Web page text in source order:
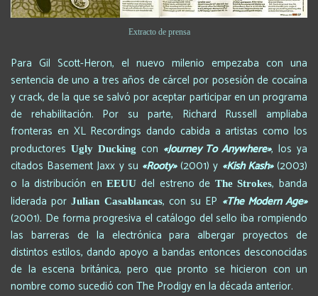
Extracto de prensa
Para Gil Scott-Heron, el nuevo milenio empezaba con una
sentencia de uno a tres años de cárcel por posesión de cocaína
y crack, de la que se salvó por aceptar participar en un programa
de rehabilitación. Por su parte, Richard Russell ampliaba
fronteras en XL Recordings dando cabida a artistas como los
productores Ugly Duckingcon «Journey To Anywhere», los ya
citados Basement Jaxx y su «Rooty»(2001) y «Kish Kash»(2003)
o la distribución enEEUU del estreno de The Strokes, banda
liderada porJulian Casablancas, con su EP «The Modern Age»
(2001). De forma progresiva el catálogo del sello iba rompiendo
las barreras de la electrónica para albergar proyectos de
distintos estilos, dando apoyo a bandas entonces desconocidas
de la escena británica, pero que pronto se hicieron con un
nombre como sucedió con The Prodigy en la década anterior.